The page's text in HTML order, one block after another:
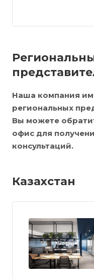
Наша компания
региональных
Вы можете
офис для
консультаций.
Казахстан